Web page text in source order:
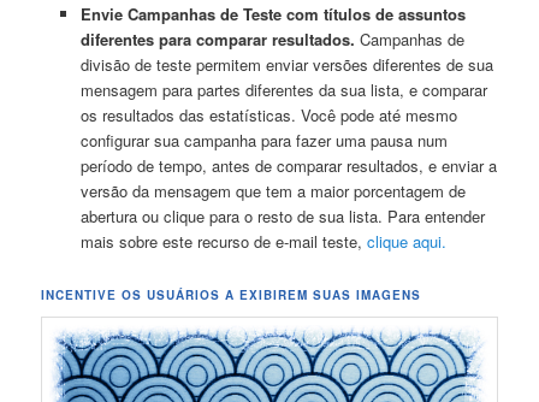
Envie Campanhas de Teste com títulos de assuntos
diferentes para comparar resultados. Campanhas de
divisão de teste permitem enviar versões diferentes de sua
mensagem para partes diferentes da sua lista, e comparar
os resultados das estatísticas. Você pode até mesmo
configurar sua campanha para fazer uma pausa num
período de tempo, antes de comparar resultados, e enviar a
versão da mensagem que tem a maior porcentagem de
abertura ou clique para o resto de sua lista. Para entender
mais sobre este recurso de e-mail teste, clique aqui.
INCENTIVE OS USUÁRIOS A EXIBIREM SUAS IMAGENS